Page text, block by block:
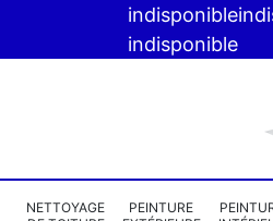
indisponible
indisponible
NETTOYAGE
PEINTURE